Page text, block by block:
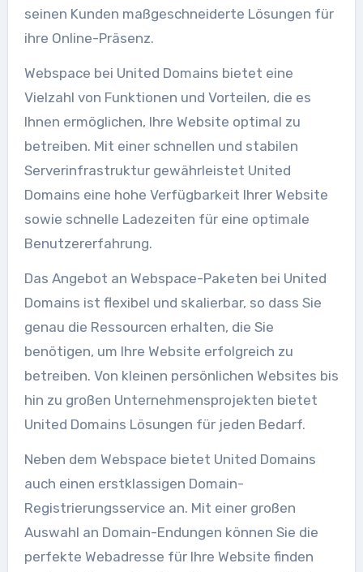
seinen Kunden maßgeschneiderte Lösungen für
ihre Online-Präsenz.
Webspace bei United Domains bietet eine
Vielzahl von Funktionen und Vorteilen, die es
Ihnen ermöglichen, Ihre Website optimal zu
betreiben. Mit einer schnellen und stabilen
Serverinfrastruktur gewährleistet United
Domains eine hohe Verfügbarkeit Ihrer Website
sowie schnelle Ladezeiten für eine optimale
Benutzererfahrung.
Das Angebot an Webspace-Paketen bei United
Domains ist flexibel und skalierbar, so dass Sie
genau die Ressourcen erhalten, die Sie
benötigen, um Ihre Website erfolgreich zu
betreiben. Von kleinen persönlichen Websites bis
hin zu großen Unternehmensprojekten bietet
United Domains Lösungen für jeden Bedarf.
Neben dem Webspace bietet United Domains
auch einen erstklassigen Domain-
Registrierungsservice an. Mit einer großen
Auswahl an Domain-Endungen können Sie die
perfekte Webadresse für Ihre Website finden